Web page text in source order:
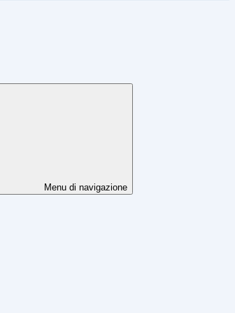
Menu di navigazione